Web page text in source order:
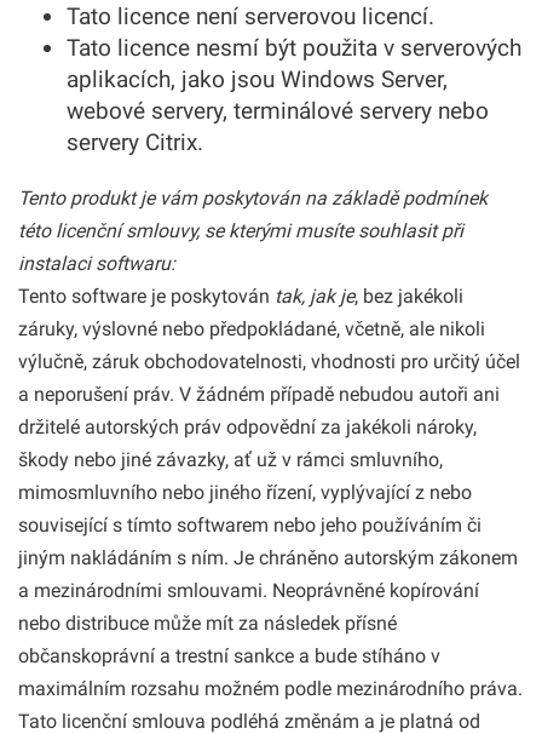
Tato licence není serverovou licencí.
Tato licence nesmí být použita v serverových
aplikacích, jako jsou Windows Server,
webové servery, terminálové servery nebo
servery Citrix.
Tento produkt je vám poskytován na základě podmínek
této licenční smlouvy, se kterými musíte souhlasit při
instalaci softwaru:
Tento software je poskytován tak, jak je, bez jakékoli
záruky, výslovné nebo předpokládané, včetně, ale nikoli
výlučně, záruk obchodovatelnosti, vhodnosti pro určitý účel
a neporušení práv. V žádném případě nebudou autoři ani
držitelé autorských práv odpovědní za jakékoli nároky,
škody nebo jiné závazky, ať už v rámci smluvního,
mimosmluvního nebo jiného řízení, vyplývající z nebo
související s tímto softwarem nebo jeho používáním či
jiným nakládáním s ním. Je chráněno autorským zákonem
a mezinárodními smlouvami. Neoprávněné kopírování
nebo distribuce může mít za následek přísné
občanskoprávní a trestní sankce a bude stíháno v
maximálním rozsahu možném podle mezinárodního práva.
Tato licenční smlouva podléhá změnám a je platná od